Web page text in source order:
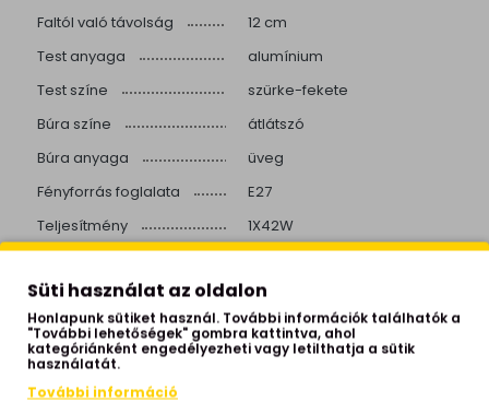
Faltól való távolság
12 cm
Test anyaga
alumínium
Test színe
szürke-fekete
Búra színe
átlátszó
Búra anyaga
üveg
Fényforrás foglalata
E27
Teljesítmény
1X42W
IP védettség
IP54
Izzók száma
1 izzós
Helyiség
kert
Stílus
Süti használat az oldalon
Honlapunk sütiket használ. További információk találhatók a
"További lehetőségek" gombra kattintva, ahol
kategóriánként engedélyezheti vagy letilthatja a sütik
használatát.
További információ